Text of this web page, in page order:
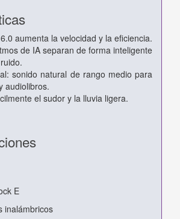
aumenta la velocidad y la eficiencia.
de IA separan de forma inteligente
sonido natural de rango medio para
audiolibros.
el sudor y la lluvia ligera.
E
inalámbricos